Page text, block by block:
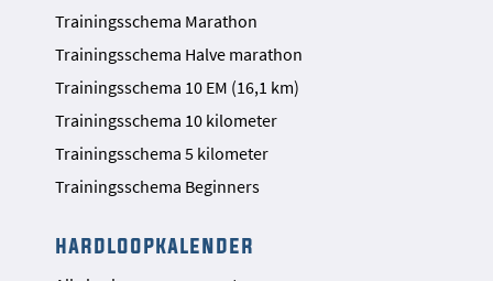
Trainingsschema Marathon
Trainingsschema Halve marathon
Trainingsschema 10 EM (16,1 km)
Trainingsschema 10 kilometer
Trainingsschema 5 kilometer
Trainingsschema Beginners
hardloopkalender